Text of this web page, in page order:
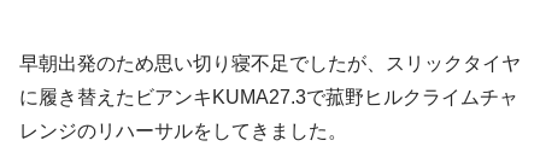
早朝出発のため思い切り寝不足でしたが、スリックタイヤ
に履き替えたビアンキKUMA27.3で菰野ヒルクライムチャ
レンジのリハーサルをしてきました。